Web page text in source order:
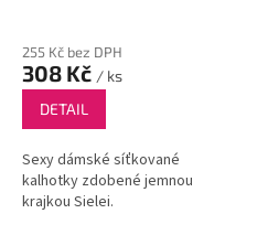
255 Kč bez DPH
308 Kč / ks
DETAIL
Sexy dámské síťkované
kalhotky zdobené jemnou
krajkou Sielei.